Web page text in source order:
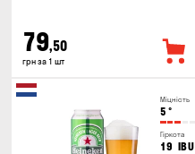
79,50
грн за 1 шт
Міцність
5 °
Гіркота
19 IBU